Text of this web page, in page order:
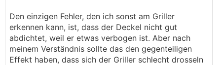
Den einzigen Fehler, den ich sonst am Griller
erkennen kann, ist, dass der Deckel nicht gut
abdichtet, weil er etwas verbogen ist. Aber nach
meinem Verständnis sollte das den gegenteiligen
Effekt haben, dass sich der Griller schlecht drosseln